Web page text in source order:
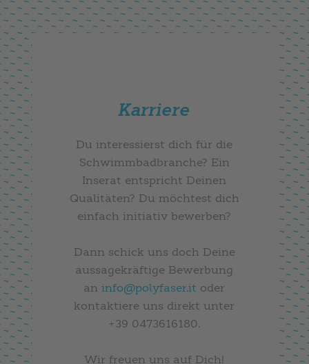
Karriere
Du interessierst dich für die
Schwimmbadbranche? Ein
Inserat entspricht Deinen
Qualitäten? Du möchtest dich
einfach initiativ bewerben?
Dann schick uns doch Deine
aussagekräftige Bewerbung
aninfo@polyfaser.it oder
kontaktiere uns direkt unter
+39 0473616180.
Wir freuen uns auf Dich!